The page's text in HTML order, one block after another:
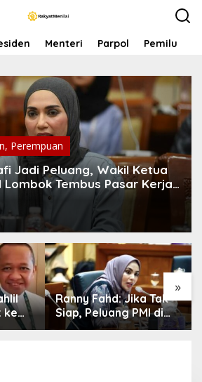
Menteri Parpol Pemilu
, Perempuan
Jadi Peluang, Wakil Ketua
Lombok Tembus Pasar Kerja
»
ke
Ranny Fahd: Jika Tak
Siap, Peluang PMI di
Jepang Bisa Jadi